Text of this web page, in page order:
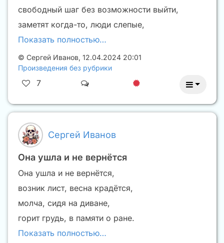
свободный шаг без возможности выйти,
заметят когда-то, люди слепые,
Показать полностью…
© Сергей Иванов, 12.04.2024 20:01
Произведения без рубрики
7
Сергей Иванов
Она ушла и не вернётся
Она ушла и не вернётся,
возник лист, весна крадётся,
молча, сидя на диване,
горит грудь, в памяти о ране.
Показать полностью…